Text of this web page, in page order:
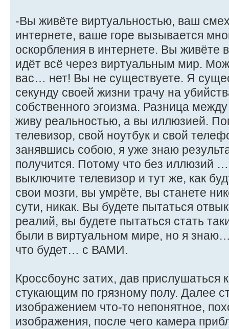
-Вы живёте виртуальностью, ваш
интернете, ваше горе вызывается
оскорбления в интернете. Вы живёте
идёт всё через виртуальным мир.
вас… нет! Вы не существуете. Я
секунду своей жизни трачу на
собственного эгоизма. Разница
живу реальностью, а вы иллюзией.
телевизор, свой ноутбук и свой
занявшись собою, я уже знаю
получится. Потому что без иллюзий
выключите телевизор и тут же, как
свои мозги, вы умрёте, вы станете
сути, никак. Вы будете пытаться
реалий, вы будете пытаться стать
были в виртуальном мире, но я
что будет… с ВАМИ.
Кроссбоунс затих, дав прислушаться
стукающим по грязному полу. Далее
изображением что-то непонятное,
изображения, после чего камера